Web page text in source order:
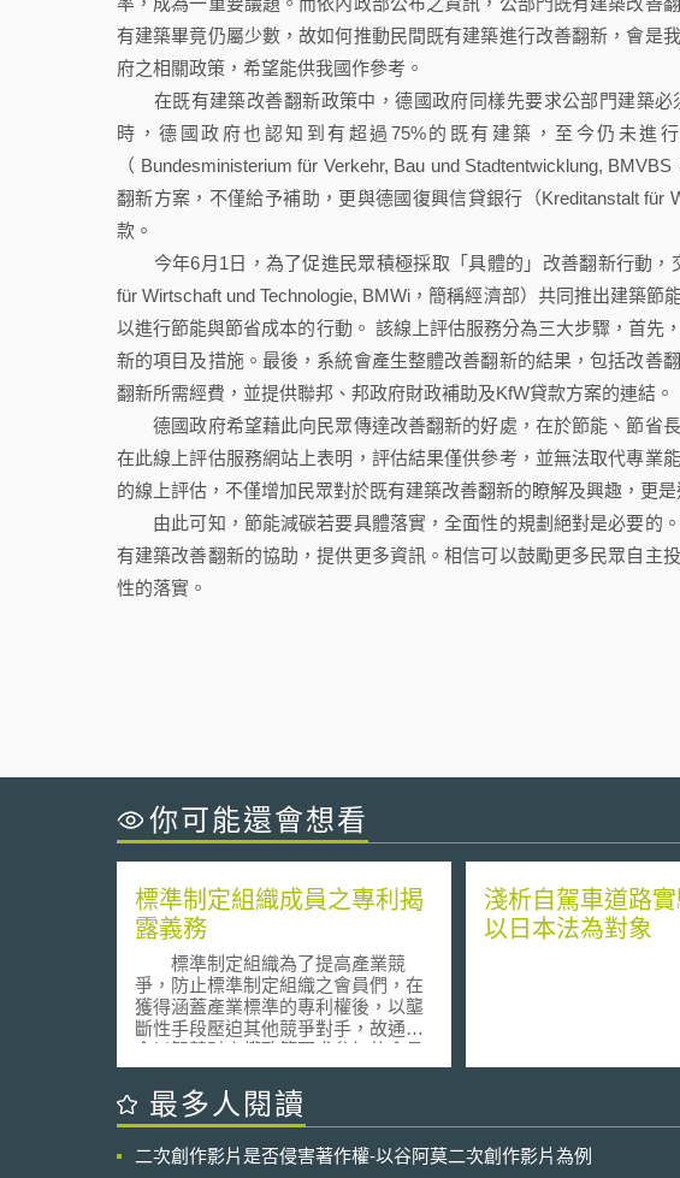
有建築畢竟仍屬少數，故如何推動民間既有建築進行改善翻新，會是
府之相關政策，希望能供我國作參考。
在既有建築改善翻新政策中，德國政府同樣先要求公部門建築必
時，德國政府也認知到有超過75%的既有建築，至今仍未進
（ Bundesministerium für Verkehr, Bau und Stadtentwicklung,
翻新方案，不僅給予補助，更與德國復興信貸銀行（Kreditanstalt für
款。
今年6月1日，為了促進民眾積極採取「具體的」改善翻新行動，
für Wirtschaft und Technologie, BMWi，簡稱經濟部）共同推出建築
以進行節能與節省成本的行動。 該線上評估服務分為三大步驟，首先
新的項目及措施。最後，系統會產生整體改善翻新的結果，包括改善
翻新所需經費，並提供聯邦、邦政府財政補助及KfW貸款方案的連結。
德國政府希望藉此向民眾傳達改善翻新的好處，在於節能、節省
在此線上評估服務網站上表明，評估結果僅供參考，並無法取代專業
的線上評估，不僅增加民眾對於既有建築改善翻新的瞭解及興趣，更
由此可知，節能減碳若要具體落實，全面性的規劃絕對是必要的
有建築改善翻新的協助，提供更多資訊。相信可以鼓勵更多民眾自主
性的落實。
你可能還會想看
標準制定組織成員之專利揭
露義務
標準制定組織為了提高產業競
爭，防止標準制定組織之會員們，在
獲得涵蓋產業標準的專利權後，以壟
斷性手段壓迫其他競爭對手，故通常
會以智慧財產權政策要求參加的會員
揭露其被標準制定組織選擇寫入標準
的專利。其重要內容通常包括：
1. 必要專利揭露 許多標準制定組織皆
實信用及適當方式進行揭露之義務，
淺析自駕車道路
以日本法為對象
最多人閱讀
二次創作影片是否侵害著作權-以谷阿莫二次創作影片為例